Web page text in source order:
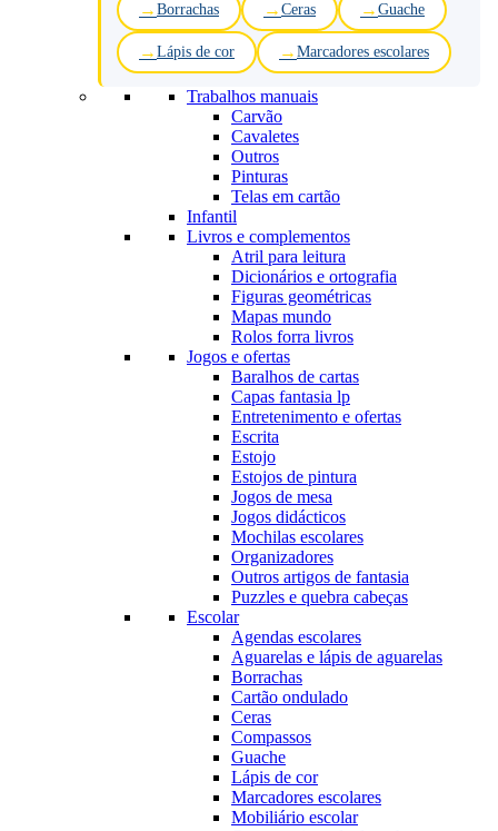
Borrachas Ceras Guache
Lápis de cor Marcadores escolares
Trabalhos manuais
Carvão
Cavaletes
Outros
Pinturas
Telas em cartão
Infantil
Livros e complementos
Atril para leitura
Dicionários e ortografia
Figuras geométricas
Mapas mundo
Rolos forra livros
Jogos e ofertas
Baralhos de cartas
Capas fantasia lp
Entretenimento e ofertas
Escrita
Estojo
Estojos de pintura
Jogos de mesa
Jogos didácticos
Mochilas escolares
Organizadores
Outros artigos de fantasia
Puzzles e quebra cabeças
Escolar
Agendas escolares
Aguarelas e lápis de aguarelas
Borrachas
Cartão ondulado
Ceras
Compassos
Guache
Lápis de cor
Marcadores escolares
Mobiliário escolar